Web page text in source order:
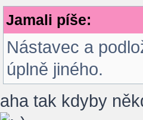
Jamali píše:
Nástavec a
úplně jiného.
aha tak kdyby